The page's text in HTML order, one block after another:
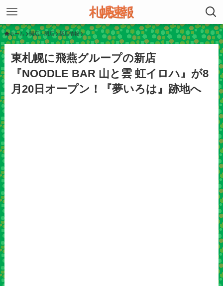
ホーム 開店・閉店 新店情報
東札幌に飛燕グループの新店
『NOODLE BAR 山と雲 虹イロハ』が8
月20日オープン！『夢いろは』跡地へ